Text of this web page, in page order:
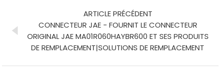
ARTICLE PRÉCÉDENT
CONNECTEUR JAE - FOURNIT LE CONNECTEUR
ORIGINAL JAE MA01R060HAYBR600 ET SES PRODUITS
DE REMPLACEMENT|SOLUTIONS DE REMPLACEMENT